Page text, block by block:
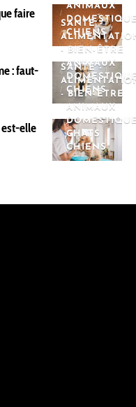
ANIMAUX
CHIENS
faire
SANTÉ -
- BIEN-ÊTRE
ANIMAUX
CHIENS
: faut-
SANTÉ -
- BIEN-ÊTRE
ANIMAUX
CHATS
CHIENS
elle